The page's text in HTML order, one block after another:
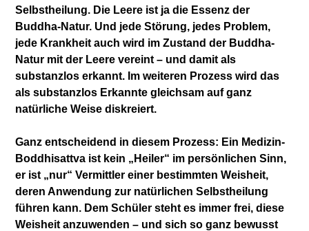
Selbstheilung. Die Leere ist ja die Essenz der
Buddha-Natur. Und jede Störung, jedes Problem,
jede Krankheit auch wird im Zustand der Buddha-
Natur mit der Leere vereint – und damit als
substanzlos erkannt. Im weiteren Prozess wird das
als substanzlos Erkannte gleichsam auf ganz
natürliche Weise diskreiert.
Ganz entscheidend in diesem Prozess: Ein Medizin-
Boddhisattva ist kein „Heiler“ im persönlichen Sinn,
er ist „nur“ Vermittler einer bestimmten Weisheit,
deren Anwendung zur natürlichen Selbstheilung
führen kann. Dem Schüler steht es immer frei, diese
Weisheit anzuwenden – und sich so ganz bewusst